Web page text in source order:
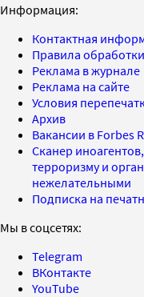
Информация:
Контактная
Правила обработки
Реклама в журнале
Реклама на сайте
Условия
Архив
Вакансии в Forbes
Сканер
терроризму и
нежелательными
Подписка на
Мы в соцсетях:
Telegram
ВКонтакте
YouTube